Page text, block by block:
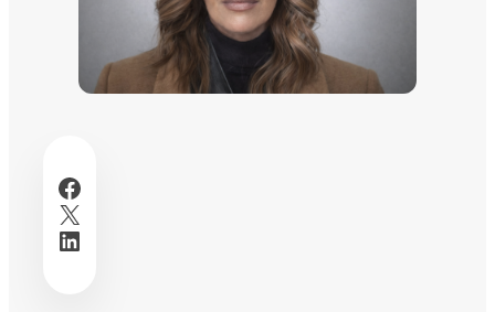
Facebook
X
LinkedIn